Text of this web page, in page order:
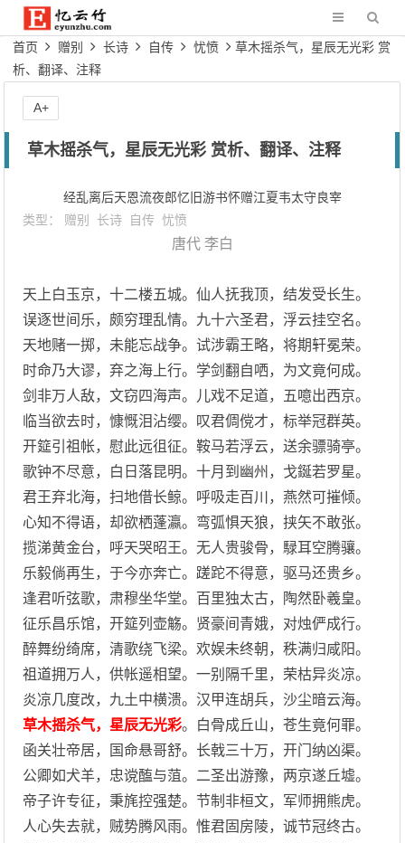
首页 赠别 长诗 自传 忧愤
草木摇杀气，星辰无光彩 赏
析、翻译、注释
草木摇杀气，星辰无光彩 赏析、翻译、注释
经乱离后天恩流夜郎忆旧游书怀赠江夏韦太守良宰
类型： 赠别 长诗 自传 忧愤
唐代 李白
天上白玉京，十二楼五城。仙人抚我顶，结发受长生。
误逐世间乐，颇穷理乱情。九十六圣君，浮云挂空名。
天地赌一掷，未能忘战争。试涉霸王略，将期轩冕荣。
时命乃大谬，弃之海上行。学剑翻自哂，为文竟何成。
剑非万人敌，文窃四海声。儿戏不足道，五噫出西京。
临当欲去时，慷慨泪沾缨。叹君倜傥才，标举冠群英。
开筵引祖帐，慰此远徂征。鞍马若浮云，送余骠骑亭。
歌钟不尽意，白日落昆明。十月到幽州，戈鋋若罗星。
君王弃北海，扫地借长鲸。呼吸走百川，燕然可摧倾。
心知不得语，却欲栖蓬瀛。弯弧惧天狼，挟矢不敢张。
揽涕黄金台，呼天哭昭王。无人贵骏骨，騄耳空腾骧。
乐毅倘再生，于今亦奔亡。蹉跎不得意，驱马还贵乡。
逢君听弦歌，肃穆坐华堂。百里独太古，陶然卧羲皇。
征乐昌乐馆，开筵列壶觞。贤豪间青娥，对烛俨成行。
醉舞纷绮席，清歌绕飞梁。欢娱未终朝，秩满归咸阳。
祖道拥万人，供帐遥相望。一别隔千里，荣枯异炎凉。
炎凉几度改，九土中横溃。汉甲连胡兵，沙尘暗云海。
草木摇杀气，星辰无光彩。白骨成丘山，苍生竟何罪。
函关壮帝居，国命悬哥舒。长戟三十万，开门纳凶渠。
公卿如犬羊，忠谠醢与菹。二圣出游豫，两京遂丘墟。
帝子许专征，秉旄控强楚。节制非桓文，军师拥熊虎。
人心失去就，贼势腾风雨。惟君固房陵，诚节冠终古。
A+